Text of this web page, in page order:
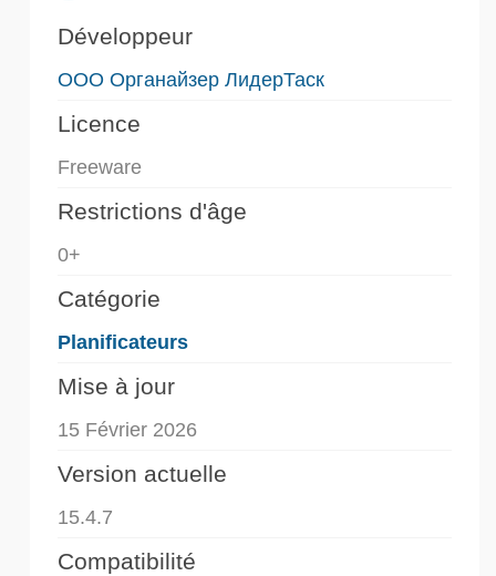
Développeur
ООО Органайзер ЛидерТаск
Licence
Freeware
Restrictions d'âge
0+
Catégorie
Planificateurs
Mise à jour
15 Février 2026
Version actuelle
15.4.7
Compatibilité